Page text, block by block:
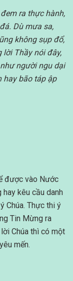
ra thực hành,
Dù mưa sa,
không sụp đổ,
lời Thầy nói đây,
người ngu dại
hay bão táp ập
được vào Nước
kêu cầu danh
Chúa. Thực thi ý
Tin Mừng ra
Chúa thì có một
mến.